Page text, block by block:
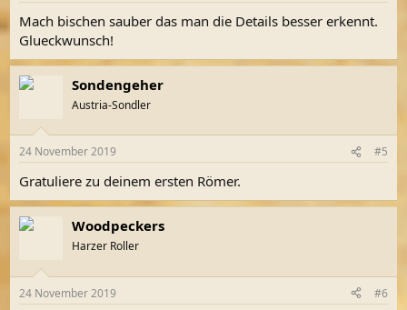
Mach bischen sauber das man die Details besser erkennt.
Glueckwunsch!
Sondengeher
Austria-Sondler
24 November 2019 #5
Gratuliere zu deinem ersten Römer.
Woodpeckers
Harzer Roller
24 November 2019 #6